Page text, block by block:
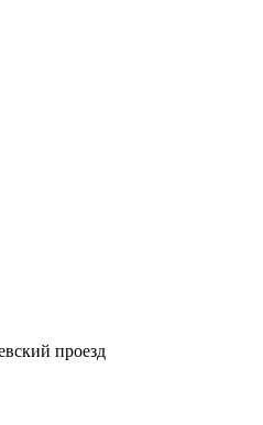
проезд